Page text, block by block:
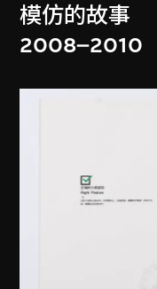
模仿的故事
2008–2010